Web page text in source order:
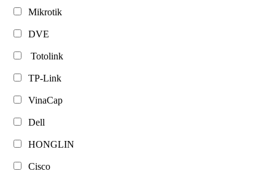
Mikrotik
DVE
Totolink
TP-Link
VinaCap
Dell
HONGLIN
Cisco